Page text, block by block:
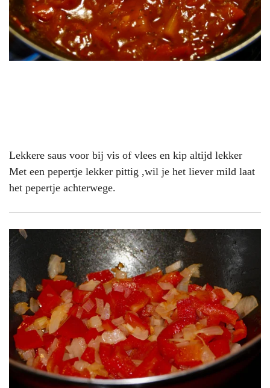
Lekkere saus voor bij vis of vlees en kip altijd lekker
Met een pepertje lekker pittig ,wil je het liever mild laat
het pepertje achterwege.